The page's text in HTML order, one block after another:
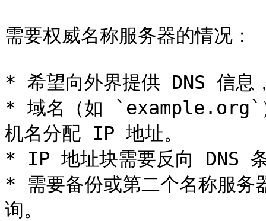
需要权威名称服务器的情况：
* 希望向外界提供 DNS 信息
* 域名（如 `example.org`）
机名分配 IP 地址。
* IP 地址块需要反向 DNS
* 需要备份或第二个名称服务
询。